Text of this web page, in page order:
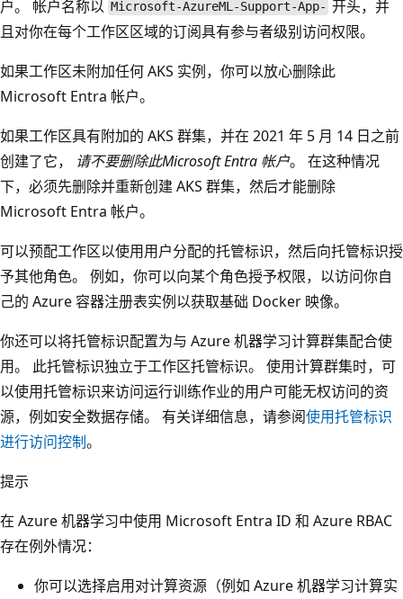
户。 帐户名称以 Microsoft-AzureML-Support-App- 开头，并
且对你在每个工作区区域的订阅具有参与者级别访问权限。
如果工作区未附加任何 AKS 实例，你可以放心删除此
Microsoft Entra 帐户。
如果工作区具有附加的 AKS 群集，并在 2021 年 5 月 14 日之前
创建了它， 请不要删除此Microsoft Entra 帐户。 在这种情况
下，必须先删除并重新创建 AKS 群集，然后才能删除
Microsoft Entra 帐户。
可以预配工作区以使用用户分配的托管标识，然后向托管标识授
予其他角色。 例如，你可以向某个角色授予权限，以访问你自
己的 Azure 容器注册表实例以获取基础 Docker 映像。
你还可以将托管标识配置为与 Azure 机器学习计算群集配合使
用。 此托管标识独立于工作区托管标识。 使用计算群集时，可
以使用托管标识来访问运行训练作业的用户可能无权访问的资
源，例如安全数据存储。 有关详细信息，请参阅使用托管标识
进行访问控制。
提示
在 Azure 机器学习中使用 Microsoft Entra ID 和 Azure RBAC
存在例外情况：
你可以选择启用对计算资源（例如 Azure 机器学习计算实